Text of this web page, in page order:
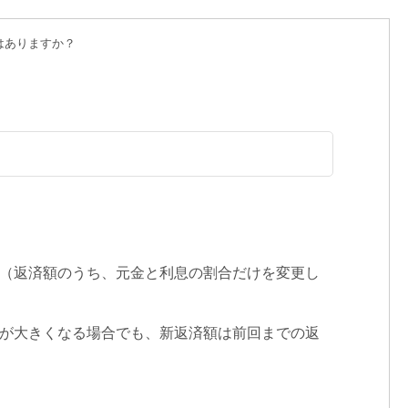
りますか？
返済額のうち、元金と利息の割合だけを変更し
大きくなる場合でも、新返済額は前回までの返